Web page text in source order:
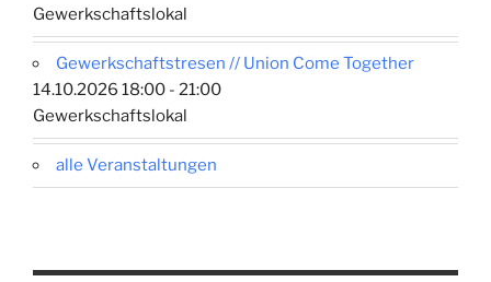
Gewerkschaftslokal
Gewerkschaftstresen // Union Come Together
14.10.2026 18:00 - 21:00
Gewerkschaftslokal
alle Veranstaltungen